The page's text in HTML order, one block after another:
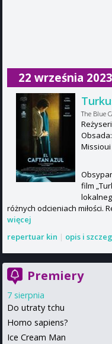
22 września 2023
The Blue
Missioui
film
różnych odcieniach miłości.
więcej
repertuar kin | opis i
Premiery
7 sierpnia
Do utraty tchu
Homo sapiens?
Ice Cream Man